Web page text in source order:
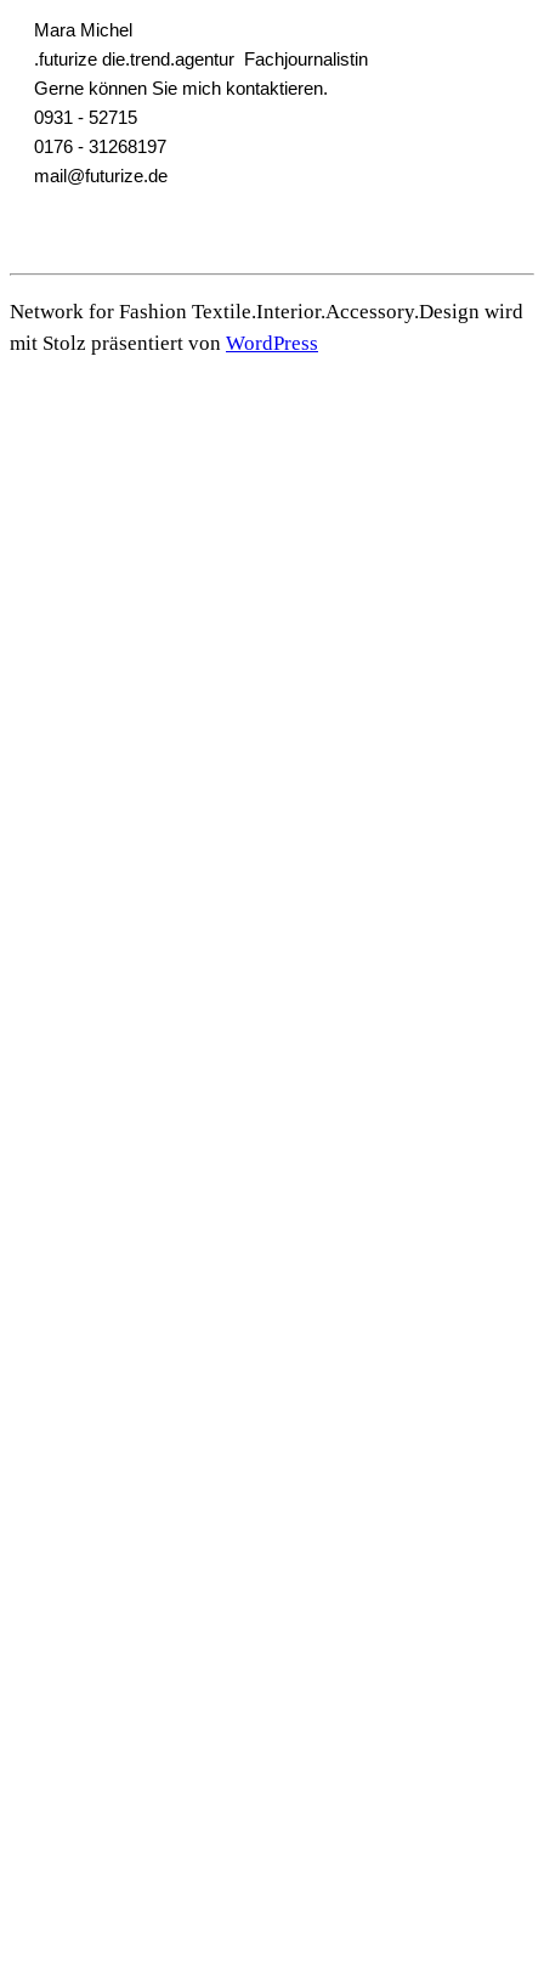
Mara Michel
.futurize die.trend.agentur Fachjournalistin
Gerne können Sie mich kontaktieren.
0931 - 52715
0176 - 31268197
mail@futurize.de
Network for Fashion Textile.Interior.Accessory.Design wird
mit Stolz präsentiert von WordPress